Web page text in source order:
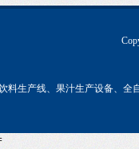
料生产线、果汁生产设备、